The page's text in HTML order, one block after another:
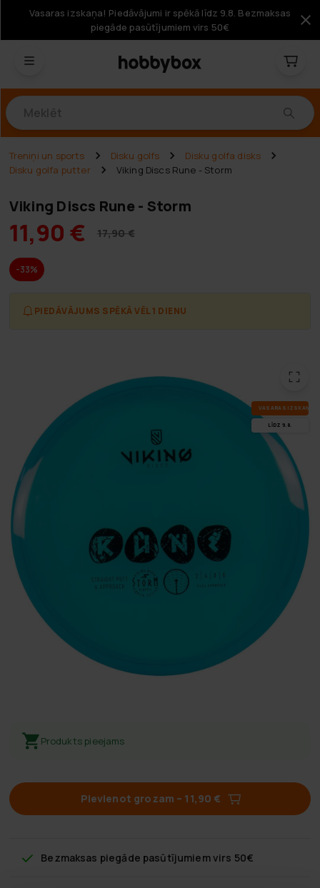
Vasaras izskaņa! Piedāvājumi ir spēkā līdz 9.8. Bezmaksas
piegāde pasūtījumiem virs 50€
Treniņi un sports Disku golfs
Disku golfa disks
Disku golfa putter
Viking Discs Rune - Storm
Viking Discs Rune - Storm
11,90 € 17,90 €
-33%
PIEDĀVĀJUMS SPĒKĀ VĒL 1 DIENU
VA­SA­RAS IZ­SKA­ŅA
LĪDZ 9.8.
Produkts pieejams
Pievienot grozam – 11,90 €
Bezmaksas piegāde pasūtījumiem virs 50€